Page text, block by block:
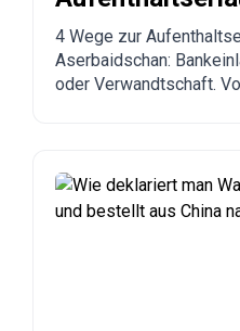
Legalisierung
4 Wege zur
Aserbaidschan:
oder Verwandtschaft.